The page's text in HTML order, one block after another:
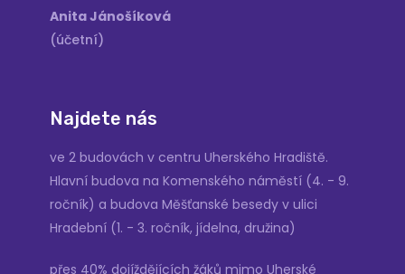
Anita Jánošíková
(účetní)
Najdete nás
ve 2 budovách v centru Uherského Hradiště.
Hlavní budova na Komenského náměstí (4. - 9.
ročník) a budova Měšťanské besedy v ulici
Hradební (1. - 3. ročník, jídelna, družina)
přes 40% dojíždějících žáků mimo Uherské